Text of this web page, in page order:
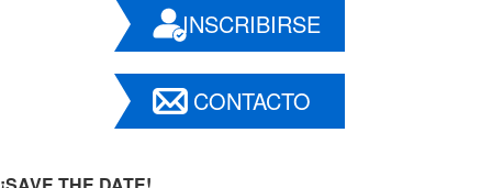
INSCRIBIRSE
CONTACTO